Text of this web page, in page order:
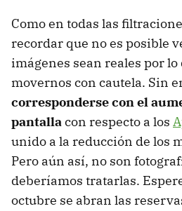
Como en todas las
recordar que no es posible
imágenes sean reales por
movernos con cautela. Sin
corresponderse con el
pantallacon respecto a los
unido a la reducción de los
Pero aún así, no son
deberíamos tratarlas.
octubre se abran las